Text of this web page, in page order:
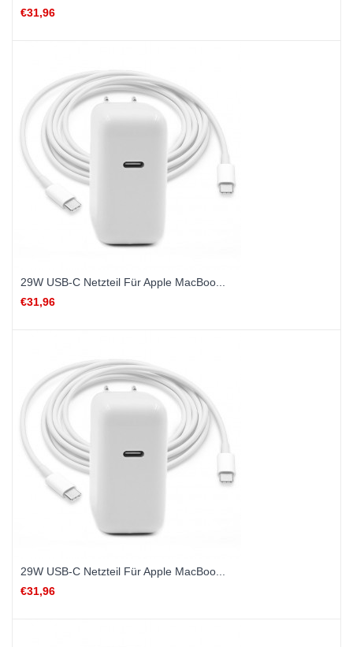
€31,96
29W USB-C Netzteil Für Apple MacBoo...
€31,96
29W USB-C Netzteil Für Apple MacBoo...
€31,96